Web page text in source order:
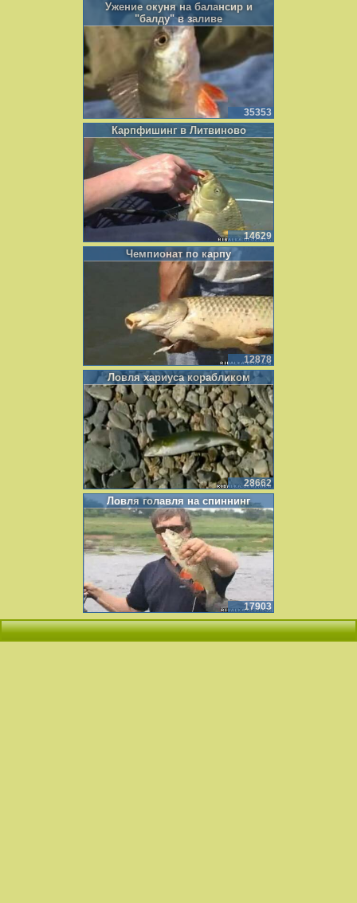
Ужение окуня на балансир и
"балду" в заливе
35353
Карпфишинг в Литвиново
14629
Чемпионат по карпу
12878
Ловля хариуса корабликом
28662
Ловля голавля на спиннинг
17903